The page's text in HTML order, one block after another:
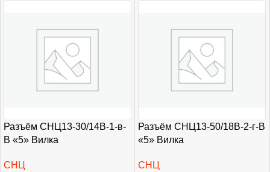
Разъём СНЦ13-30/14В-1-в-
В «5» Вилка
СНЦ
Разъём СНЦ13-50/18В-2-г-В
«5» Вилка
СНЦ